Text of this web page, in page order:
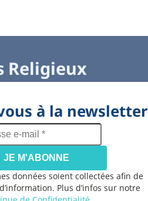
Religieux
à la newsletter
adresse
e-
mail
*
données soient collectées afin de
Plus d’infos sur notre